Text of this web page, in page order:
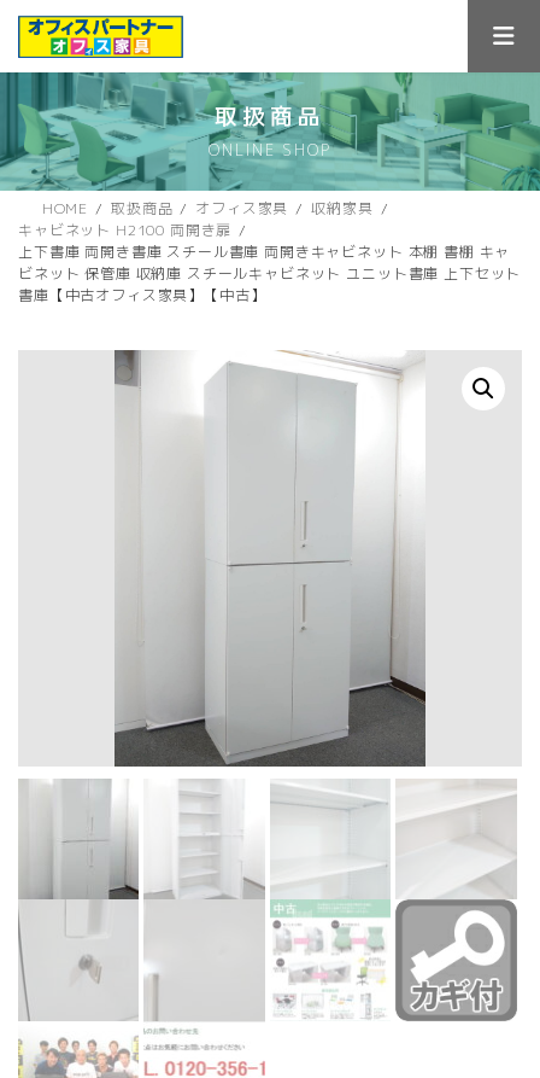
ス
キ
ン
に
取扱商品
ONLINE SHOP
HOME 取扱商品 オフィス家具
収納家具
キャビネット H2100 両開き扉
上下書庫 両開き書庫 スチール書庫 両開きキャビネット 本棚 書棚 キャ
ビネット 保管庫 収納庫 スチールキャビネット ユニット書庫 上下セット
書庫【中古オフィス家具】【中古】